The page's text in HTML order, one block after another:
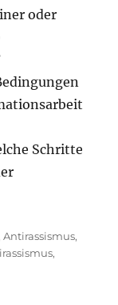
oder
Schritte
,Antirassismus,
,